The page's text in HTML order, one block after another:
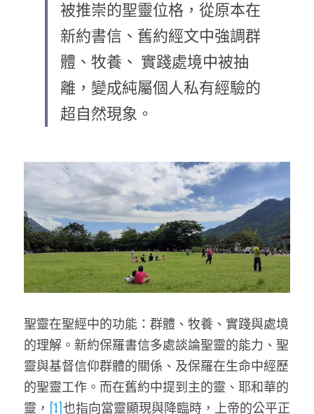
乘著夢想去旅行
成長部落格
特稿
解惑之窗
神學淺說
信仰生活
好書櫥窗
厝邊頭尾
奉獻支持
被推崇的聖靈位格，從原本在
新約書信、舊約經文中強調群
體、牧養、 實踐處境中被抽
離，變成純屬個人私有經驗的
超自然現象。
聖靈在聖經中的功能：群體、牧養、實踐與處境
的理解。新約保羅書信多處談論聖靈的能力、聖
靈與基督信仰群體的關係、及保羅在生命中經歷
的聖靈工作。而在舊約中提到主的靈、耶和華的
靈，
[1] 也指向當靈顯現與降臨時，上帝的公平正